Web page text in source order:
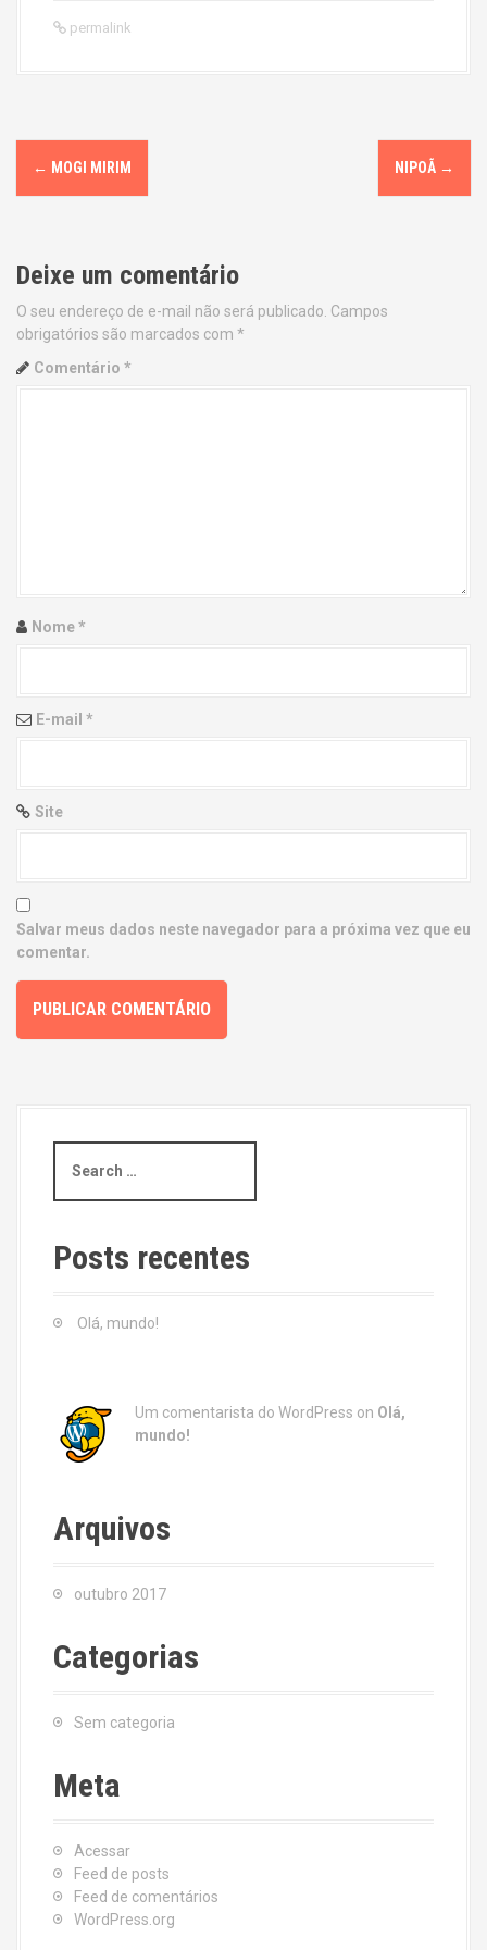
permalink
P
o
t
n
a
i
n
← MOGI MIRIM NIPOÃ →
Deixe um comentário
O seu endereço de e-mail não será publicado. Campos
obrigatórios são marcados com *
Comentário *
Nome*
E-mail *
Site
Salvar meus dados neste navegador para a próxima vez que eu
comentar.
a
c
h
Posts recentes
Olá, mundo!
Um comentarista do WordPress on Olá,
mundo!
Arquivos
outubro 2017
Categorias
Sem categoria
Meta
Acessar
Feed de posts
Feed de comentários
WordPress.org